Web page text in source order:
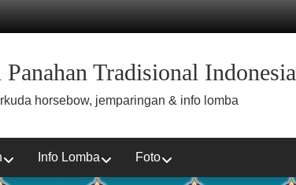
Tradisional Indonesia
horsebow, jemparingan & info lomba
Info Lomba Foto